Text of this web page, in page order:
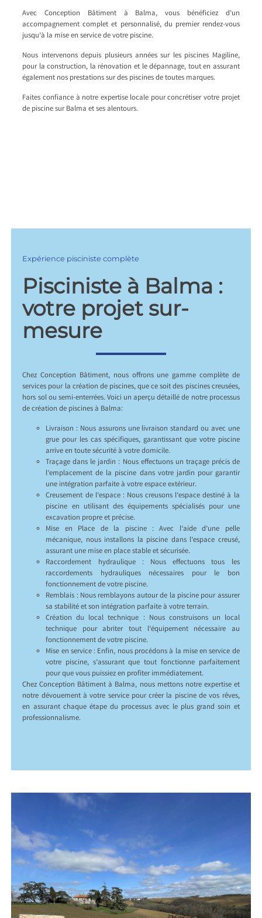
Avec Conception Bâtiment à Balma, vous bénéficiez d’un
accompagnement complet et personnalisé, du premier rendez-vous
jusqu’à la mise en service de votre piscine.
Nous intervenons depuis plusieurs années sur les piscines Magiline,
pour la construction, la rénovation et le dépannage, tout en assurant
également nos prestations sur des piscines de toutes marques.
Faites confiance à notre expertise locale pour concrétiser votre projet
de piscine sur Balma et ses alentours.
Expérience pisciniste complète
Pisciniste à Balma :
votre projet sur-
mesure
Chez Conception Bâtiment, nous offrons une gamme complète de
services pour la création de piscines, que ce soit des piscines creusées,
hors sol ou semi-enterrées. Voici un aperçu détaillé de notre processus
de création de piscines à Balma:
Livraison : Nous assurons une livraison standard ou avec une
grue pour les cas spécifiques, garantissant que votre piscine
arrive en toute sécurité à votre domicile.
Traçage dans le jardin : Nous effectuons un traçage précis de
l’emplacement de la piscine dans votre jardin pour garantir
une intégration parfaite à votre espace extérieur.
Creusement de l’espace : Nous creusons l’espace destiné à la
piscine en utilisant des équipements spécialisés pour une
excavation propre et précise.
Mise en Place de la piscine : Avec l’aide d’une pelle
mécanique, nous installons la piscine dans l’espace creusé,
assurant une mise en place stable et sécurisée.
Raccordement hydraulique : Nous effectuons tous les
raccordements hydrauliques nécessaires pour le bon
fonctionnement de votre piscine.
Remblais : Nous remblayons autour de la piscine pour assurer
sa stabilité et son intégration parfaite à votre terrain.
Création du local technique : Nous construisons un local
technique pour abriter tout l’équipement nécessaire au
fonctionnement de votre piscine.
Mise en service : Enfin, nous procédons à la mise en service de
votre piscine, s’assurant que tout fonctionne parfaitement
pour que vous puissiez en profiter immédiatement.
Chez Conception Bâtiment à Balma, nous mettons notre expertise et
notre dévouement à votre service pour créer la piscine de vos rêves,
en assurant chaque étape du processus avec le plus grand soin et
professionnalisme.